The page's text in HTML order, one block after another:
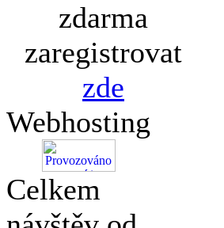
zdarma
zaregistrovat
zde
Webhosting
Celkem